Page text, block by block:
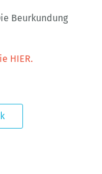
Beurkundung
HIER.